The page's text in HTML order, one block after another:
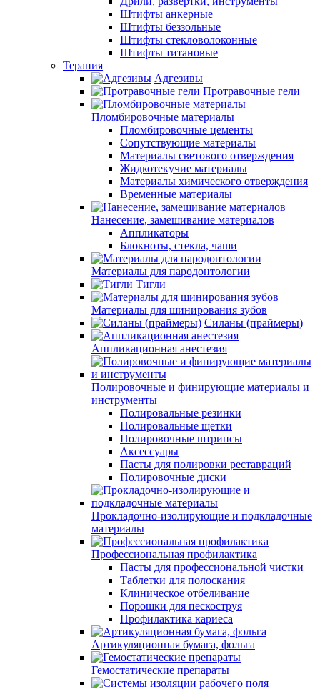
Штифты анкерные
Штифты беззольные
Штифты стекловолоконные
Штифты титановые
Терапия
Адгезивы
Протравочные гели
Пломбировочные материалы
Пломбировочные цементы
Сопутствующие материалы
Материалы светового отверждения
Жидкотекучие материалы
Материалы химического отверждения
Временные материалы
Нанесение, замешивание материалов
Аппликаторы
Блокноты, стекла, чаши
Материалы для пародонтологии
Тигли
Материалы для шинирования зубов
Силаны (праймеры)
Аппликационная анестезия
Полировочные и финирующие материалы и
инструменты
Полировальные резинки
Полировальные щетки
Полировочные штрипсы
Аксессуары
Пасты для полировки реставраций
Полировочные диски
Прокладочно-изолирующие и подкладочные
материалы
Профессиональная профилактика
Пасты для профессиональной чистки
Таблетки для полоскания
Клиническое отбеливание
Порошки для пескоструя
Профилактика кариеса
Артикуляционная бумага, фольга
Гемостатические препараты